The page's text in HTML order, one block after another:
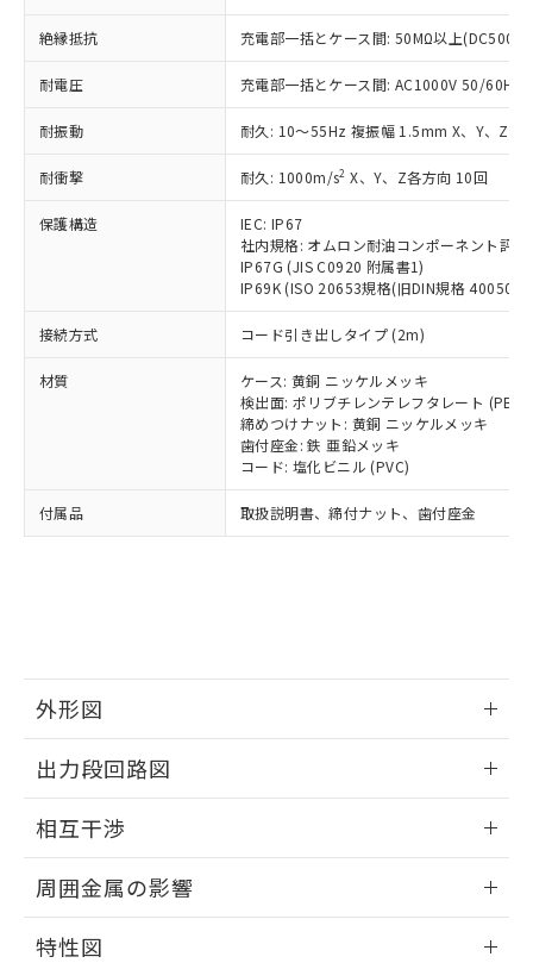
絶縁抵抗 充電部一括とケース間: 50MΩ以上(DC500V
耐電圧 充電部一括とケース間: AC1000V 50/60Hz
耐振動 耐久: 10～55Hz 複振幅 1.5mm X、Y、Z各
耐衝撃 耐久: 1000m/s2 X、Y、Z各方向 10回
保護構造
IEC: IP67
社内規格: オムロン耐油コンポーネント評
IP67G (JIS C0920 附属書1)
IP69K (ISO 20653規格(旧DIN規格 40050
接続方式 コード引き出しタイプ (2m)
材質
ケース: 黄銅 ニッケルメッキ
検出面: ポリブチレンテレフタレート (PBT)
締めつけナット: 黄銅 ニッケルメッキ
歯付座金: 鉄 亜鉛メッキ
コード: 塩化ビニル (PVC)
付属品 取扱説明書、締付ナット、歯付座金
外形図
外形図
出力段回路図
出力段回路図
相互干渉
相互干渉
周囲金属の影響
特性図
在庫状況および標準価格照会結果は、
タに基づき作成されるものであり、閲
覧された時点での実際の在庫および標
準価格とは異なる場合があることをご
了承ください。
正式な納期状況および標準価格はお客
様のお取引先、またはお客様担当のオ
ムロン制御機器販売店・当社販売員に
ご相談ください。
オムロン制御機器販売店や当社販売拠
販売ネットワーク
」をご確認
在庫状況および標準価格結果を当社の
事前の承諾なく第三者に漏洩または開
示しないようお願いします。
マイパーツ機能（部品リスト作成サー
ビス）をご利用いただくには、I-Web
メンバーズにご登録されている必要が
お客様が当ウェブサイト上で当社にご
※当社の共同利用者とは、"個人情報
指します。
むを得ず変更することがあります。
*EU RoHS指令（10物質）：
鉛(Pb) 1000ppm以下、 水銀(Hg) 1000ppm以下、 カド
類(PBB) 1000ppm以下、ポリ臭化ジフェニルエーテル類
(PBDE) 1000ppm以下、フタル酸ビス(2-エチルヘキシ
ル) (DEHP)(別名：DOP) 1000ppm以下、フタル酸ブチ
ルベンジル（BBP） 1000ppm以下、フタル酸ジブチル
(DIBP) 1000ppm以下
但し、RoHS指令で産業用監視および制御機器に対する
フタル酸エステル類の４物質については閾値を超える意
図的な使用がないことを確認しています。
部品在庫の切り替え状況などにより、予定
月が前後することがあります。
※3 非含有証明書ダウンロード
51物質の非含有証明書（当社基準）
※本証明書は発行日時点で非含有を証明す
るもので、過去に遡って非含有を証明する
ものではありません。
また、RoHS指令のフタル酸エステル類４
物質の対応では、対応完了までの期間は出
荷製品に未対応品が混在することから備考
既に当社にて対応品への在庫切替を完了
していることから、特段のことがない限
り、2022年1月12日より割愛しておりま
「－」：未確認です。当社販売部門へお問
い合わせください。
*中国RoHS10物質の基準値 (GB/T26572)：
Pb(鉛) :1000ppm、 Hg(水銀) : 1000ppm、 Cd(カドミウ
Cr(Ⅵ)(六価クロム) : 1000ppm、 PBBs(ポリ臭化ビフェ
ニル類) : 1000ppm、 PBDEs(ポリ臭化ジフェニルエーテ
ル) : 1000ppm、
DEHP(フタル酸ビス(2-エチルヘキシル)) : 1000ppm
※2 環境保護使用期限
「ｅ」：有害物質（10物質）のすべてが基
準値以下であることを示します。
「10」：通常の使用状況下において有害物
質が外部に漏えいし、環境に深刻な影響を
及ぼさない年数を意味します。
「－」：未確認です。当社販売部門へお問
い合わせください。
為替および外国貿易法に定める商品
（以下｢規制貨物等」という）を輸出
または国外への提供する場合は、日本
国政府の輸出許可(または役務取引許
可)を取得するなどの必要な手続きを
当社は規制貨物を破棄する場合は、完
全に破砕するなど、違法に輸出されな
いよう必要な手段を講じます。
当社は貴社製品を、核兵器、ミサイ
ル、化学兵器、生物兵器またはその他
武器並びにこれらの製造装置等に一切
当社は、貴社製品を第三者に販売する
場合は、上記1、2および3の内容を当
該第三者に通知します。また当社は、
販売先および販売に係わる関係者が違
法に輸出するおそれがある場合は、取
り引きをいたしません。
一定数以上の在庫あり
一定数には満たないが在庫あり
在庫なし(最新の在庫状況につ
いては、お客様のお取引先、ま
たはお客様担当のオムロン制御
機器販売店・当社販売員にご確
認ください)
受注生産機種、また在庫状況の
情報を公開していない機種